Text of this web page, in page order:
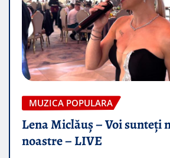
MUZICA POPULARA
Lena Miclăuș – Voi
noastre – LIVE